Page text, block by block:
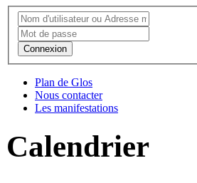
Connexion
Plan de Glos
Nous contacter
Les manifestations
Calendrier